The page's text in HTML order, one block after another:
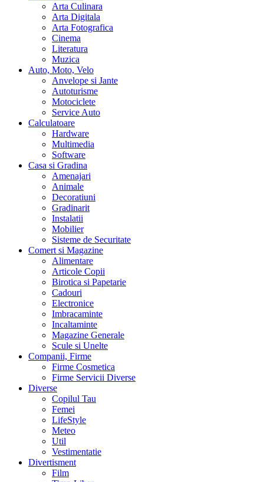
Arta Culinara
Arta Digitala
Arta Fotografica
Cinema
Literatura
Muzica
Auto, Moto, Velo
Anvelope si Jante
Autoturisme
Motociclete
Service Auto
Calculatoare
Hardware
Multimedia
Software
Casa si Gradina
Amenajari
Animale
Decoratiuni
Gradinarit
Instalatii
Mobilier
Sisteme de Securitate
Comert si Magazine
Alimentare
Articole Copii
Birotica si Papetarie
Cadouri
Electronice
Imbracaminte
Incaltaminte
Magazine Generale
Scule si Unelte
Companii, Firme
Firme Cosmetica
Firme Servicii Diverse
Diverse
Copilul Tau
Femei
LifeStyle
Meteo
Util
Vestimentatie
Divertisment
Film